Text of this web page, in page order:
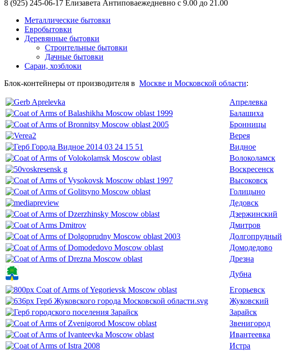
8 (925) 245-06-17 Елизавета Антиповаежедневно с 9.00 до 21.00
Металлические бытовки
Евробытовки
Деревянные бытовки
Строительные бытовки
Дачные бытовки
Сараи, хозблоки
Блок-контейнеры от производителя в Москве и Московской области:
Апрелевка
Балашиха
Бронницы
Верея
Видное
Волоколамск
Воскресенск
Высоковск
Голицыно
Дедовск
Дзержинский
Дмитров
Долгопрудный
Домодедово
Дрезна
Дубна
Егорьевск
Жуковский
Зарайск
Звенигород
Ивантеевка
Истра